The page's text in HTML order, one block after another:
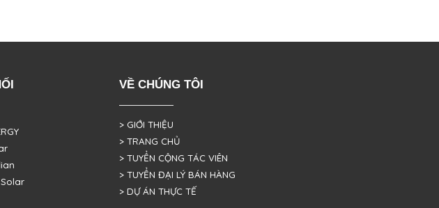
VỀ CHÚNG TÔI
> GIỚI THIỆU
> TRANG CHỦ
> TUYỂN CỘNG TÁC VIÊN
> TUYỂN ĐẠI LÝ BÁN HÀNG
> DỰ ÁN THỰC TẾ